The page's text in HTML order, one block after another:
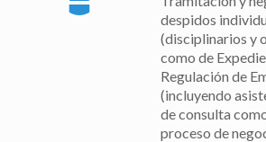
despidos
(disciplinarios y
como de
Regulación de
(incluyendo
de consulta
proceso de